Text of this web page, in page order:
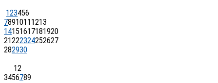
123456
7891011 1213
14151617181920
21222324252627
282930
12
3456789